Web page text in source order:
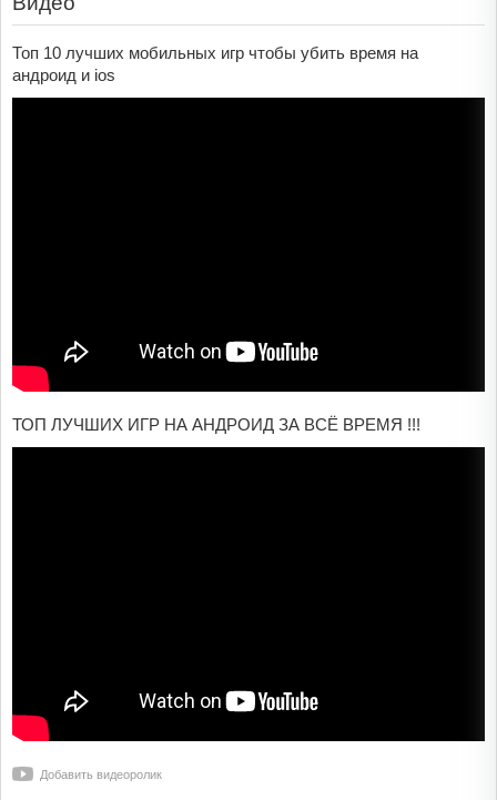
Топ 10 лучших мобильных игр чтобы убить время на
андроид и ios
ТОП ЛУЧШИХ ИГР НА АНДРОИД ЗА ВСЁ ВРЕМЯ !!!
Добавить видеоролик